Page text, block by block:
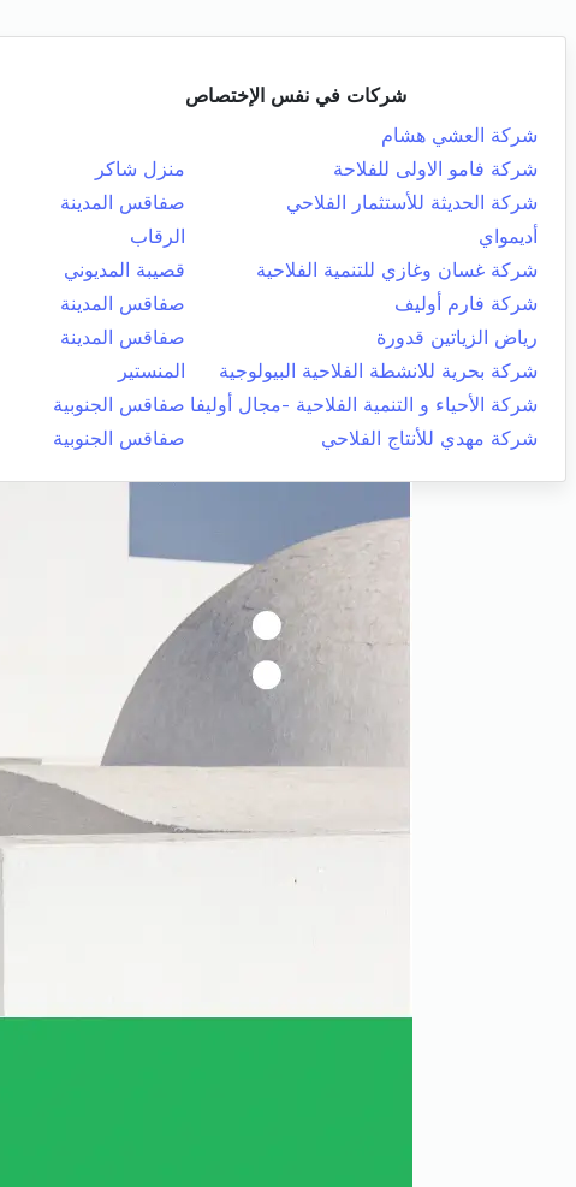
شركات في نفس الإختصاص
شركة العشي هشام
شركة فامو الاولى للفلاحة
منزل شاكر
شركة الحديثة للأستثمار الفلاحي
صفاقس المدينة
أديمواي
الرقاب
شركة غسان وغازي للتنمية الفلاحية
قصيبة المديوني
شركة فارم أوليف
صفاقس المدينة
رياض الزياتين قدورة
صفاقس المدينة
شركة بحرية للانشطة الفلاحية البيولوجية
المنستير
شركة الأحياء و التنمية الفلاحية -مجال أوليفا صفاقس الجنوبية
شركة مهدي للأنتاج الفلاحي
صفاقس الجنوبية